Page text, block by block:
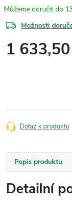
Možnosti
1
Dotaz k produktu
Popis produktu
Detailní